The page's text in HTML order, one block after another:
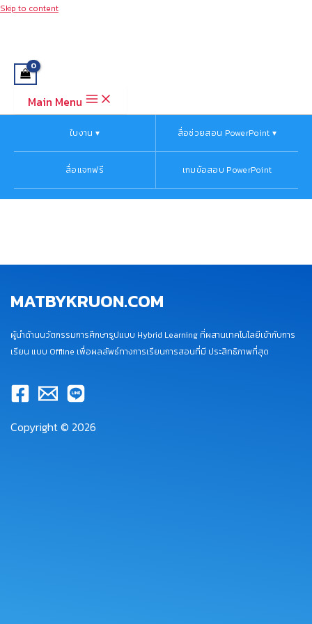
Skip to content
Main Menu
ใบงาน ▾ สื่อช่วยสอน PowerPoint ▾
สื่อแจกฟรี เกมข้อสอบ PowerPoint
MATBYKRUON.COM
ผู้นำด้านนวัตกรรมการศึกษารูปแบบ Hybrid Learning ที่ผสานเทคโนโลยีเข้ากับการ
เรียน แบบ Offline เพื่อผลลัพธ์ทางการเรียนการสอนที่มี ประสิทธิภาพที่สุด
Copyright © 2026